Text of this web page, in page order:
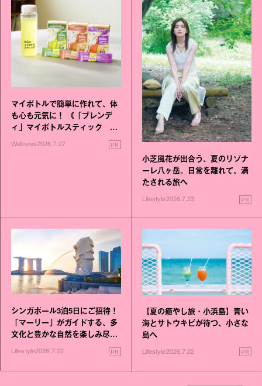
マイボトルで簡単に作れて、体
も心も元気に！ 《「ブレンデ
ィ」マイボトルスティック い
いこと毎日》シリーズが誕生
Wellness2026.7.27 PR
小芝風花が出合う、夏のリゾナ
ーレ八ヶ岳。日常を離れて、満
たされる旅へ
Lifestyle2026.7.23 PR
シンガポール3泊5日にご招待！
「マーリー」がガイドする、多
文化と豊かな自然を楽しみ尽く
す旅
Lifestyle2026.7.22 PR
【夏の癒やし旅・小浜島】青い
海とサトウキビが待つ、小さな
島へ
Lifestyle2026.7.22 PR